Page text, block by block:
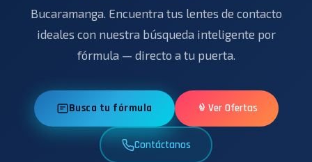
Bucaramanga. Encuentra tus lentes de contacto
ideales con nuestra búsqueda inteligente por
fórmula — directo a tu puerta.
Busca tu fórmula Ver Ofertas
Contáctanos